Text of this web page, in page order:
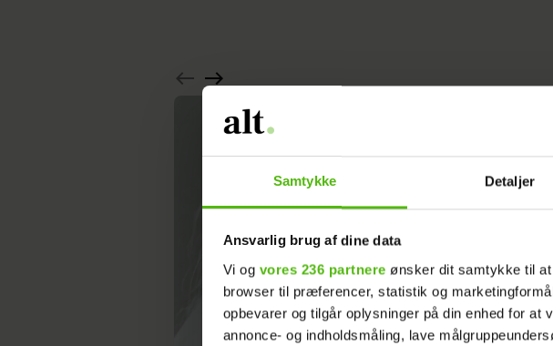
Samtykke Detaljer
Ansvarlig brug af dine data
Vi og vores 236 partnere ønsker dit samtykke til
browser til præferencer, statistik og
opbevarer og tilgår oplysninger på din enhed for at
annonce- og indholdsmåling, lave